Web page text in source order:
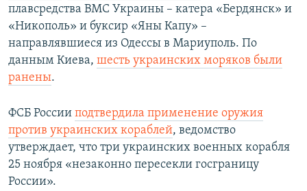
плавсредства ВМС Украины – катера «Бердянск» и
«Никополь» и буксир «Яны Капу» –
направлявшиеся из Одессы в Мариуполь. По
данным Киева, шесть украинских моряков были
ранены.
ФСБ России подтвердила применение оружия
против украинских кораблей, ведомство
утверждает, что три украинских военных корабля
25 ноября «незаконно пересекли госграницу
России».